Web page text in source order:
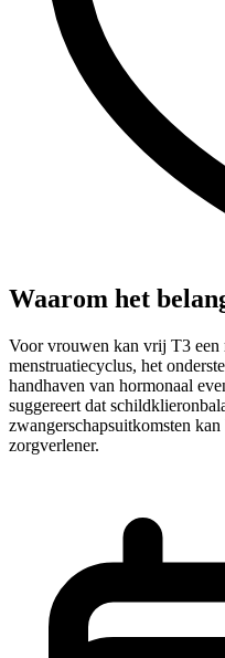
Waarom het
Voor vrouwen kan vrij T3 een
menstruatiecyclus, het
handhaven van hormonaal
suggereert dat
zwangerschapsuitkomsten
zorgverlener.